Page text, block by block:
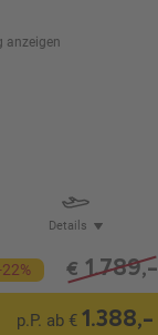
anzeigen
Details
€ 1.789,-
p.P. ab €1.388,-